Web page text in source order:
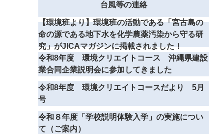
台風等の連絡
【環境班より】環境班の活動である「宮古島の
命の源である地下水を化学農薬汚染から守る研
究」がJICAマガジンに掲載されました！
令和8年度 環境クリエイトコース 沖縄県建設
業合同企業説明会に参加してきました
令和8年度 環境クリエイトコースだより 5月
号
令和８年度「学校説明体験入学」の実施につい
て（ご案内）